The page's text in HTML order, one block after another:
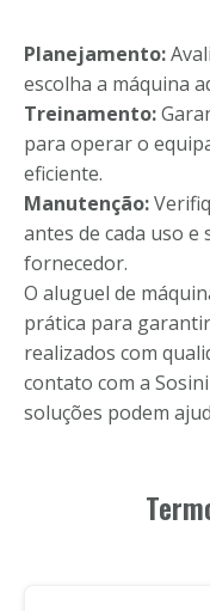
Planejamento:
escolha a máquina
Treinamento:
para operar o
eficiente.
Manutenção:
antes de cada uso e
fornecedor.
O aluguel de
prática para
realizados com
contato com a
soluções podem